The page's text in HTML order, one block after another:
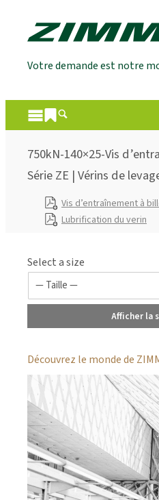
Votre demande est notre
750kN-140×25-Vis
Série ZE | Vérins de
Vis d’entraînement à
Lubrification du verin
Select a size
Afficher la
Découvrez le monde de